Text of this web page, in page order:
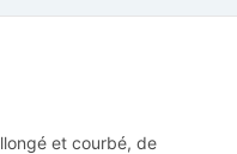
et courbé, de